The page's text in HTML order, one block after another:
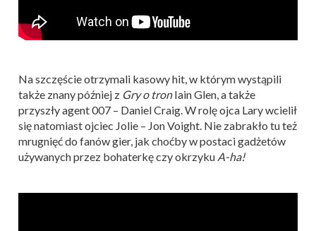
Na szczęście otrzymali kasowy hit, w którym wystąpili
także znany później z Gry o tronIain Glen, a także
przyszły agent 007 – Daniel Craig. W rolę ojca Lary wcielił
się natomiast ojciec Jolie – Jon Voight. Nie zabrakło tu też
mrugnięć do fanów gier, jak choćby w postaci gadżetów
używanych przez bohaterkę czy okrzyku A-ha!